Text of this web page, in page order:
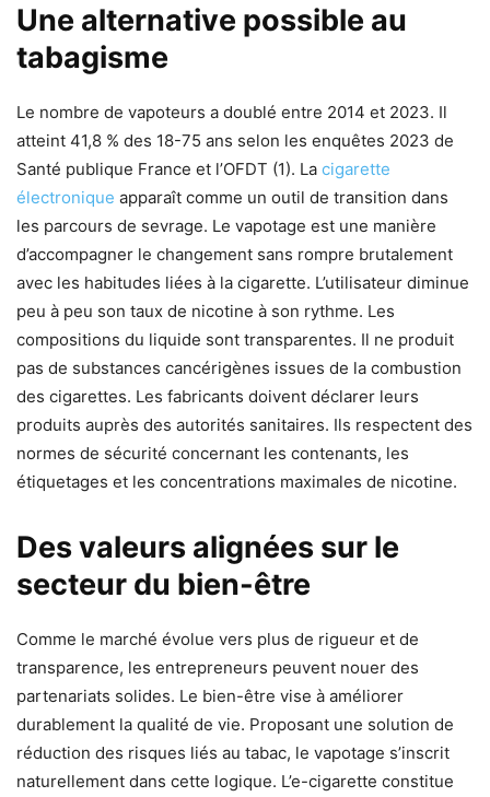
Une alternative possible au
tabagisme
Le nombre de vapoteurs a doublé entre 2014 et 2023. Il
atteint 41,8 % des 18-75 ans selon les enquêtes 2023 de
Santé publique France et l’OFDT (1). La cigarette
électronique apparaît comme un outil de transition dans
les parcours de sevrage. Le vapotage est une manière
d’accompagner le changement sans rompre brutalement
avec les habitudes liées à la cigarette. L’utilisateur diminue
peu à peu son taux de nicotine à son rythme. Les
compositions du liquide sont transparentes. Il ne produit
pas de substances cancérigènes issues de la combustion
des cigarettes. Les fabricants doivent déclarer leurs
produits auprès des autorités sanitaires. Ils respectent des
normes de sécurité concernant les contenants, les
étiquetages et les concentrations maximales de nicotine.
Des valeurs alignées sur le
secteur du bien-être
Comme le marché évolue vers plus de rigueur et de
transparence, les entrepreneurs peuvent nouer des
partenariats solides. Le bien-être vise à améliorer
durablement la qualité de vie. Proposant une solution de
réduction des risques liés au tabac, le vapotage s’inscrit
naturellement dans cette logique. L’e-cigarette constitue